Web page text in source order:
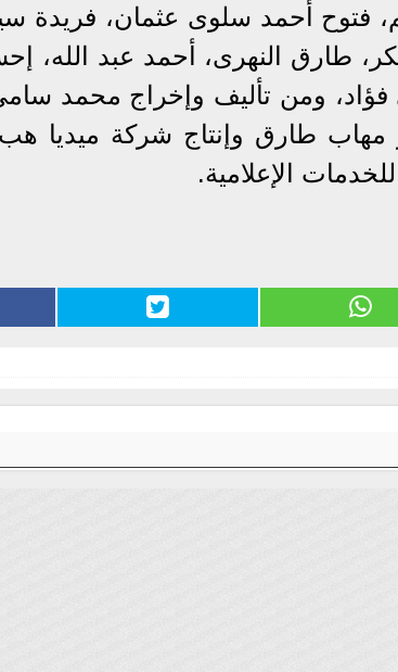
فتوح أحمد سلوى عثمان، فريدة
طارق النهرى، أحمد عبد الله،
ومن تأليف وإخراج محمد
مهاب طارق وإنتاج شركة ميديا
الإعلامية.